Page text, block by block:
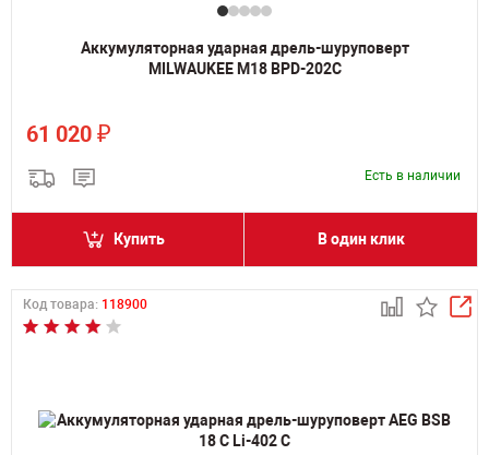
Аккумуляторная ударная дрель-шуруповерт
MILWAUKEE M18 BPD-202C
61 020 ₽
Есть в наличии
Купить В один клик
Код товара: 118900